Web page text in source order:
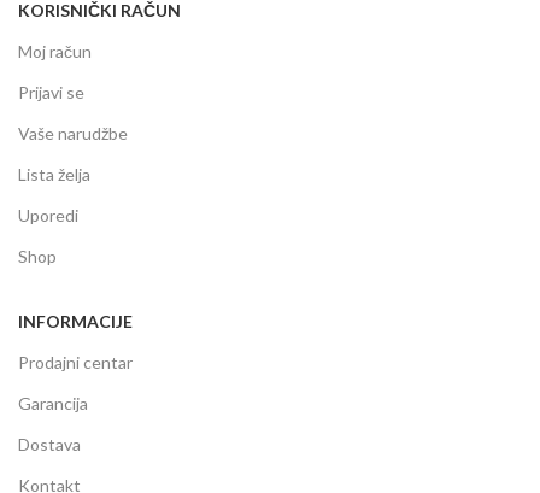
KORISNIČKI RAČUN
Moj račun
Prijavi se
Vaše narudžbe
Lista želja
Uporedi
Shop
INFORMACIJE
Prodajni centar
Garancija
Dostava
Kontakt